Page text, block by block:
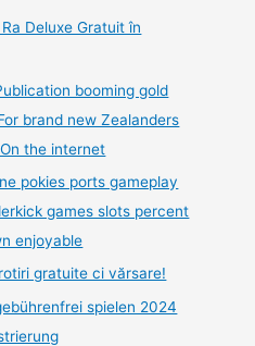
Deluxe Gratuit în
booming gold
brand new Zealanders
the internet
pokies ports gameplay
games slots percent
enjoyable
gratuite ci vărsare!
spielen 2024